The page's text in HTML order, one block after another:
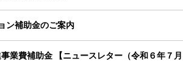
ン補助金のご案内
業費補助金 【ニュースレター（令和６年７月